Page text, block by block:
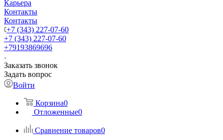
Карьера
Контакты
Контакты
+7 (343) 227-07-60
+7 (343) 227-07-60
+79193869696
Заказать звонок
Задать вопрос
Войти
Корзина0
Отложенные0
Сравнение товаров0